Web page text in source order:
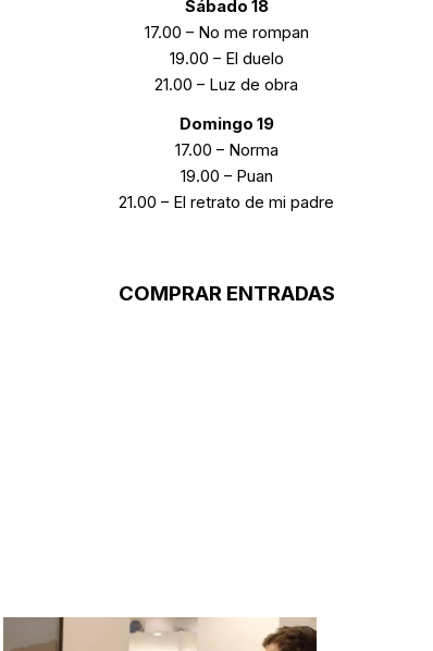
Sábado 18
17.00 – No me rompan
19.00 – El duelo
21.00 – Luz de obra
Domingo 19
17.00 – Norma
19.00 – Puan
21.00 – El retrato de mi padre
COMPRAR ENTRADAS